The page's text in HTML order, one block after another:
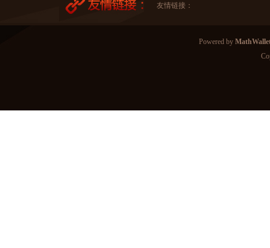
友情链接：
Powered by